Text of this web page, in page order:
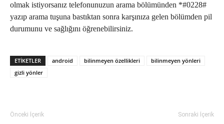
olmak istiyorsanız telefonunuzun arama bölümünden *#0228#
yazıp arama tuşuna bastıktan sonra karşınıza gelen bölümden pil
durumunu ve sağlığını öğrenebilirsiniz.
ETIKETLER android bilinmeyen özellikleri
bilinmeyen yönleri
gizli yönler
Önceki İçerik Sonraki İçerik